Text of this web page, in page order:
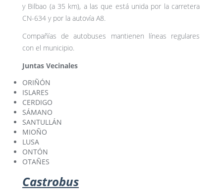
y Bilbao (a 35 km), a las que está unida por la carretera
CN-634 y por la autovía A8.
Compañías de autobuses mantienen líneas regulares
con el municipio.
Juntas Vecinales
ORIÑÓN
ISLARES
CERDIGO
SÁMANO
SANTULLÁN
MIOÑO
LUSA
ONTÓN
OTAÑES
Castrobus